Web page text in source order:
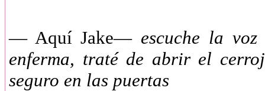
— Aquí Jake—escuche la voz
enferma, traté de abrir el
seguro en las puertas